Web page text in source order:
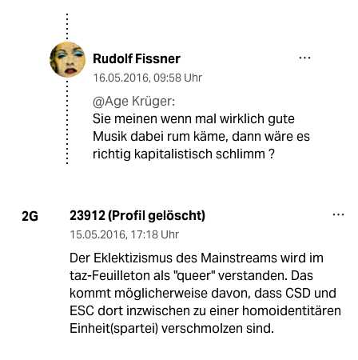
Rudolf Fissner
16.05.2016, 09:58 Uhr
@Age Krüger:
Sie meinen wenn mal wirklich gute
Musik dabei rum käme, dann wäre es
richtig kapitalistisch schlimm ?
2G 23912 (Profil gelöscht)
15.05.2016, 17:18 Uhr
Der Eklektizismus des Mainstreams wird im
taz-Feuilleton als "queer" verstanden. Das
kommt möglicherweise davon, dass CSD und
ESC dort inzwischen zu einer homoidentitären
Einheit(spartei) verschmolzen sind.